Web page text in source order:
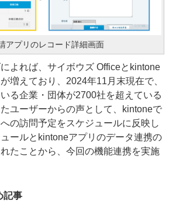
アプリのレコード詳細画面
よれば、サイボウズ Officeとkintone
増えており、2024年11月末現在で、
る企業・団体が2700社を超えている
ユーザーからの声として、kintoneで
の訪問予定をスケジュールに反映し
ールとkintoneアプリのデータ連携の
たことから、今回の機能連携を実施
記事